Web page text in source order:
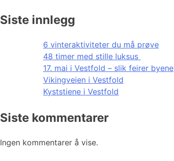
Siste innlegg
6 vinteraktiviteter du må prøve
48 timer med stille luksus
17. mai i Vestfold – slik feirer byene
Vikingveien i Vestfold
Kyststiene i Vestfold
Siste kommentarer
Ingen kommentarer å vise.